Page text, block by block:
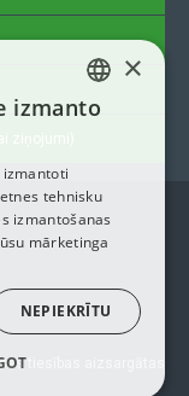
ziņojumi)
tiesības aizsargātas
LATVIAN
ENGLISH
×
izmanto
tehnisku
izmantošanas
mārketinga
NEPIEKRĪTU